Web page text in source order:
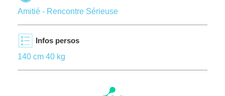
Amitié - Rencontre Sérieuse
Infos persos
140 cm 40 kg